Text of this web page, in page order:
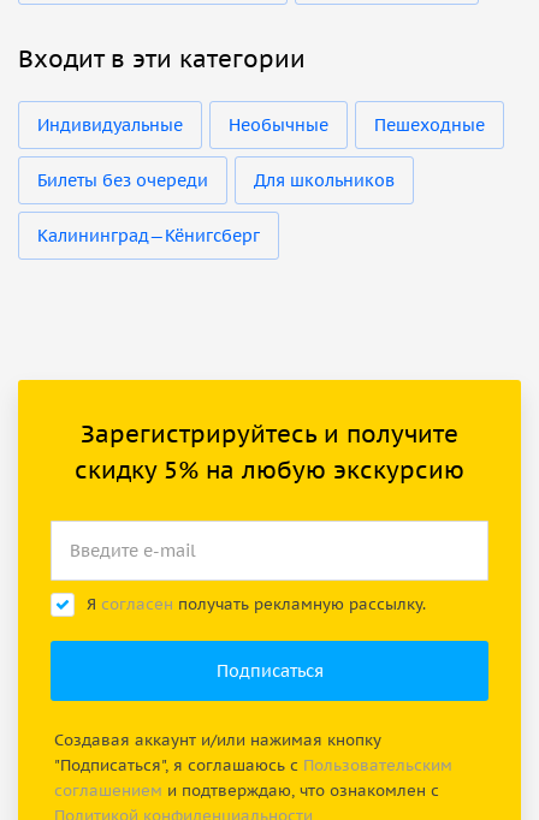
Входит в эти категории
Индивидуальные Необычные Пешеходные
Билеты без очереди Для школьников
Калининград—Кёнигсберг
Зарегистрируйтесь и получите
скидку 5% на любую экскурсию
Я согласен получать рекламную рассылку.
Создавая аккаунт и/или нажимая кнопку
"Подписаться", я соглашаюсь с Пользовательским
соглашением и подтверждаю, что ознакомлен с
Политикой конфиденциальности